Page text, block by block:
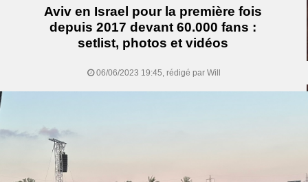
Aviv en Israel pour la première fois
depuis 2017 devant 60.000 fans :
setlist, photos et vidéos
06/06/2023 19:45, rédigé par Will